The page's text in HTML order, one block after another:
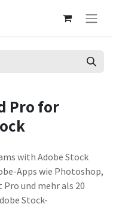
Pro for
with Adobe Stock
Apps wie Photoshop,
und mehr als 20
Stock-